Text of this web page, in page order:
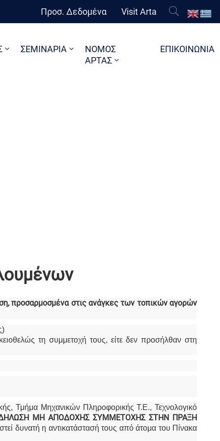
Προσ. Δεδομένα Visit Arta
ΣΕΜΙΝΑΡΙΑ
ΝΟΜΟΣ
ΑΡΤΑΣ
ΕΠΙΚΟΙΝΩΝΙΑ
προσαρμοσμένα στις ανάγκες των τοπικών αγορών
τη συμμετοχή τους, είτε δεν προσήλθαν στη
Τμήμα Μηχανικών Πληροφορικής Τ.Ε., Τεχνολογικό
ΜΗ ΑΠΟΔΟΧΗΣ ΣΥΜΜΕΤΟΧΗΣ ΣΤΗΝ ΠΡΑΞΗ
δυνατή η αντικατάστασή τους από άτομα του Πίνακα